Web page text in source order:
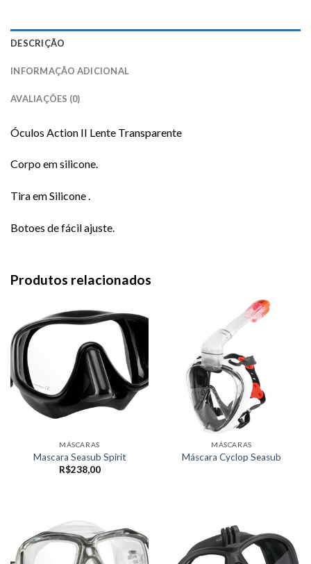
DESCRIÇÃO
INFORMAÇÃO ADICIONAL
AVALIAÇÕES (0)
Óculos Action II Lente Transparente
Corpo em silicone.
Tira em Silicone .
Botoes de fácil ajuste.
Produtos relacionados
MÁSCARAS
Mascara Seasub Spirit
R$238,00
MÁSCARAS
Máscara Cyclop Seasub